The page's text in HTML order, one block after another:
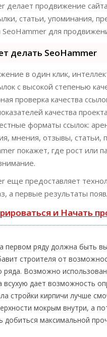
делает продвижение
статьи, упоминания,
для
делать SeoHammer
в один клик,
с высокой степенью
проверка качества
качества
форматы ссылок:
мнения, отзывы, статьи,
покажет, где рост или
еще предоставляет
а первые результаты
и Начать
первом ряду должна быть
строителя от
ряда. Возможно
всухую дает возможность
стройки кирпичи лучше
мокрым внутри, а
добиться максимальной